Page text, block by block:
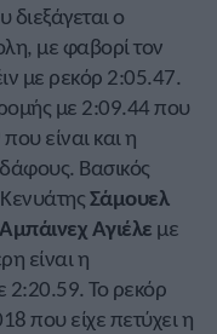
ο
με φαβορί τον
με ρεκόρ 2:05.47.
με 2:09.44 που
είναι και η
Βασικός
Σάμουελ
Αμπάινεχ Αγιέλε με
είναι η
2:20.59. Το ρεκόρ
που είχε πετύχει η